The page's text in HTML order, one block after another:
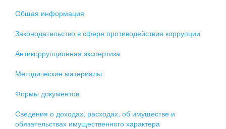
Общая информация
Законодательство в сфере противодействия коррупции
Антикоррупционная экспертиза
Методические материалы
Формы документов
Сведения о доходах, расходах, об имуществе и
обязательствах имущественного характера